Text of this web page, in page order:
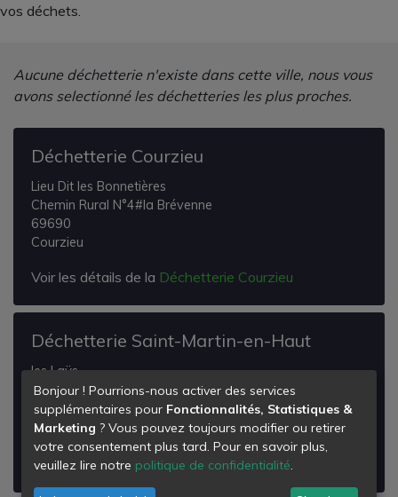
vos déchets.
Aucune déchetterie n'existe dans cette ville, nous vous
avons selectionné les déchetteries les plus proches.
Déchetterie Courzieu
Lieu Dit les Bonnetières
Chemin Rural N°4#la Brévenne
69690
Courzieu
Voir les détails de la Déchetterie Courzieu
Déchetterie Saint-Martin-en-Haut
les Laÿs
69850
Saint-Martin-en-Haut
Voir les détails de laDéchetterie Saint-Martin-en-
Haut
Bonjour ! Pourrions-nous activer des services
supplémentaires pour Fonctionnalités, Statistiques &
Marketing ? Vous pouvez toujours modifier ou retirer
votre consentement plus tard. Pour en savoir plus,
veuillez lire notre politique de confidentialité.